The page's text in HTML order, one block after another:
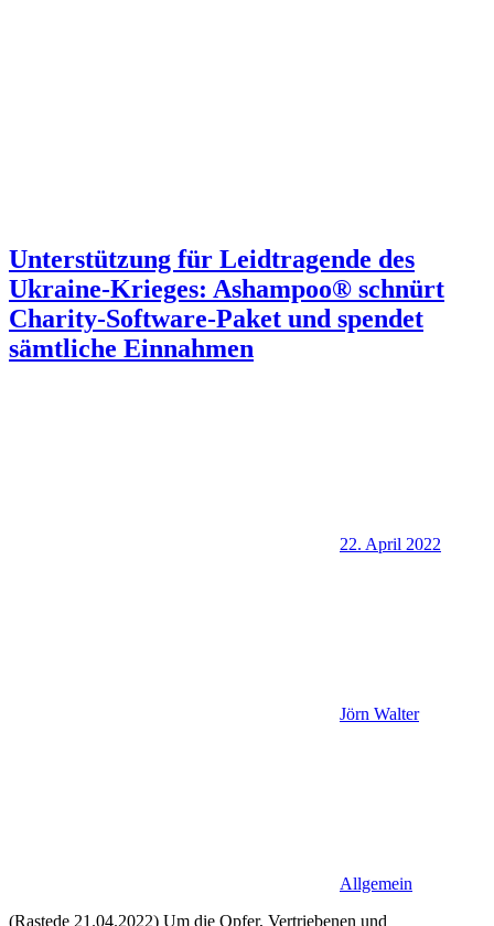
Unterstützung für Leidtragende des
Ukraine-Krieges: Ashampoo® schnürt
Charity-Software-Paket und spendet
sämtliche Einnahmen
22. April 2022
Jörn Walter
Allgemein
(Rastede 21.04.2022) Um die Opfer, Vertriebenen und